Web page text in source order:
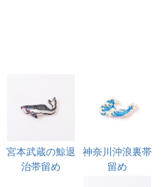
宮本武蔵の鯨退
治帯留め
神奈川沖浪裏帯
留め